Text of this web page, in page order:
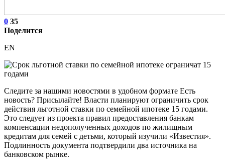
0 35
Поделится
EN
Следите за нашими новостями в удобном формате Есть
новость? Присылайте! Власти планируют ограничить срок
действия льготной ставки по семейной ипотеке 15 годами.
Это следует из проекта правил предоставления банкам
компенсации недополученных доходов по жилищным
кредитам для семей с детьми, который изучили «Известия».
Подлинность документа подтвердили два источника на
банковском рынке.